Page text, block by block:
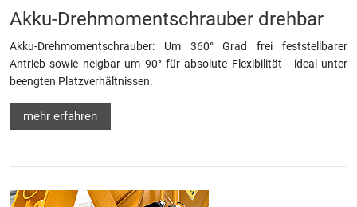
Akku-Drehmomentschrauber drehbar
Akku-Drehmomentschrauber: Um 360° Grad frei feststellbarer
Antrieb sowie neigbar um 90° für absolute Flexibilität - ideal unter
beengten Platzverhältnissen.
mehr erfahren